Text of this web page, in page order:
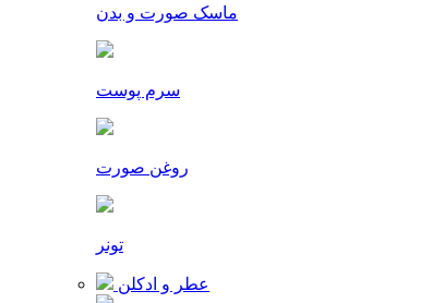
ماسک صورت و بدن
سرم پوست
روغن صورت
تونر
عطر و ادکلن